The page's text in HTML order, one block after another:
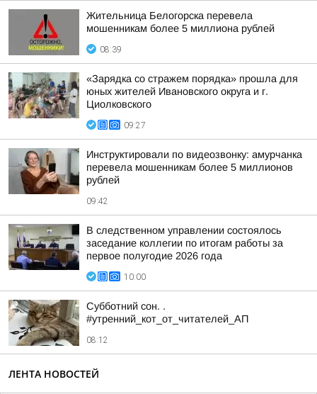
Жительница Белогорска перевела
мошенникам более 5 миллиона рублей
08:39
«Зарядка со стражем порядка» прошла для
юных жителей Ивановского округа и г.
Циолковского
09:27
Инструктировали по видеозвонку: амурчанка
перевела мошенникам более 5 миллионов
рублей
09:42
В следственном управлении состоялось
заседание коллегии по итогам работы за
первое полугодие 2026 года
10:00
Субботний сон. .
#утренний_кот_от_читателей_АП
08:12
ЛЕНТА НОВОСТЕЙ